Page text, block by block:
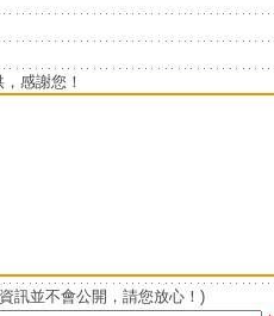
感謝您！
訊並不會公開，請您放心！)